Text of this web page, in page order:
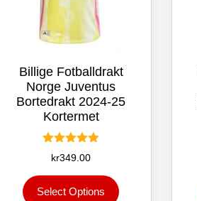
Billige Fotballdrakt
Norge Juventus
Bortedrakt 2024-25
Kortermet
Vurdert
5.00
av 5
kr349.00
Select Options
produktet